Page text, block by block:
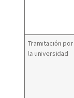
Tramitación por
la universidad